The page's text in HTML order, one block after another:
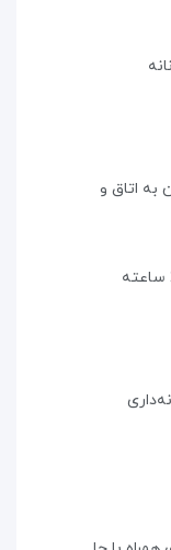
به اتاق و